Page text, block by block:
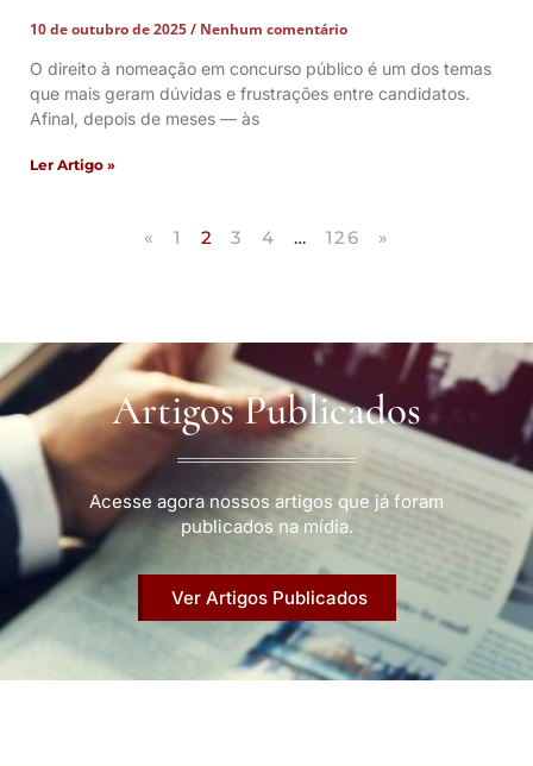
10 de outubro de 2025
Nenhum comentário
O direito à nomeação em concurso público é um dos temas
que mais geram dúvidas e frustrações entre candidatos.
Afinal, depois de meses — às
Ler Artigo »
« 1 2 3 4 … 126 »
Artigos Publicados
Acesse agora nossos artigos que já foram
publicados na mídia.
Ver Artigos Publicados